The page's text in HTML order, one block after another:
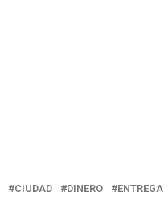
CIUDAD DINERO ENTREGA